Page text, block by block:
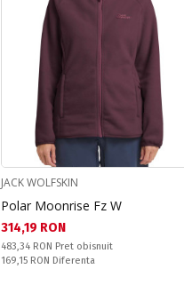
JACK WOLFSKIN
Polar Moonrise Fz W
Текуща цена:
314,19 RON
Pret obisnuit:
483,34 RON Pret obisnuit
Спестявате:
169,15 RON Diferenta